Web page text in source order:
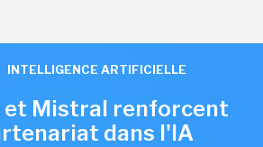
INTELLIGENCE ARTIFICIELLE
Mistral renforcent
dans l'IA